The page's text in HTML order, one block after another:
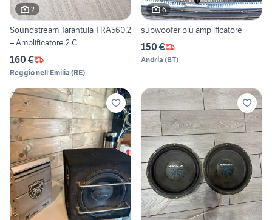
2
Soundstream Tarantula TRA560.2
– Amplificatore 2 C
160 €
Reggio nell'Emilia (RE)
6
subwoofer più amplificatore
150 €
Andria (BT)